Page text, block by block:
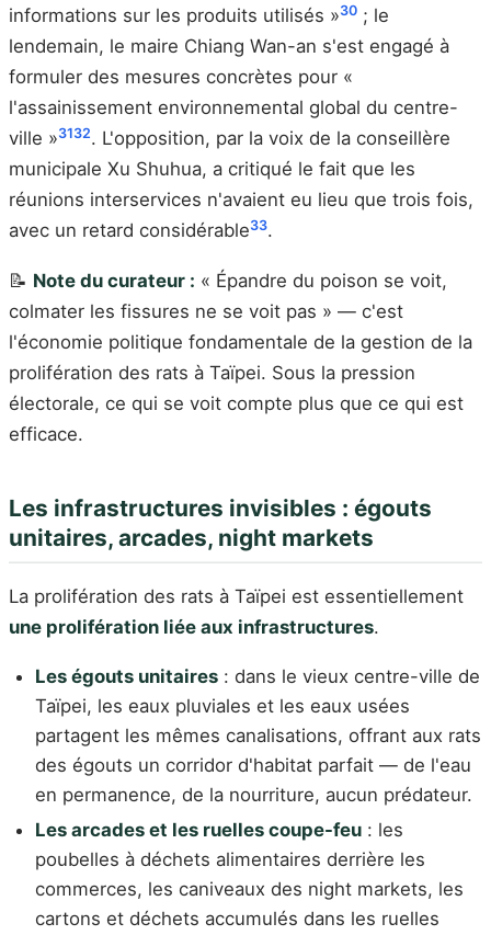
informations sur les produits utilisés »30 ; le
lendemain, le maire Chiang Wan-an s'est engagé à
formuler des mesures concrètes pour «
l'assainissement environnemental global du centre-
ville »3132. L'opposition, par la voix de la conseillère
municipale Xu Shuhua, a critiqué le fait que les
réunions interservices n'avaient eu lieu que trois fois,
avec un retard considérable33.
📝 Note du curateur : « Épandre du poison se voit,
colmater les fissures ne se voit pas » — c'est
l'économie politique fondamentale de la gestion de la
prolifération des rats à Taïpei. Sous la pression
électorale, ce qui se voit compte plus que ce qui est
efficace.
Les infrastructures invisibles : égouts
unitaires, arcades, night markets
La prolifération des rats à Taïpei est essentiellement
une prolifération liée aux infrastructures.
Les égouts unitaires : dans le vieux centre-ville de
Taïpei, les eaux pluviales et les eaux usées
partagent les mêmes canalisations, offrant aux rats
des égouts un corridor d'habitat parfait — de l'eau
en permanence, de la nourriture, aucun prédateur.
Les arcades et les ruelles coupe-feu : les
poubelles à déchets alimentaires derrière les
commerces, les caniveaux des night markets, les
cartons et déchets accumulés dans les ruelles